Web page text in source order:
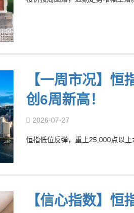
【一周市况】
创6周新高！
2026-07-27
恒指低位反弹，重上25,000点以
【信心指数】恒